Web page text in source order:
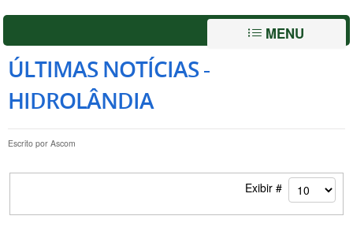
MENU
ÚLTIMAS NOTÍCIAS -
HIDROLÂNDIA
Escrito por Ascom
Exibir #